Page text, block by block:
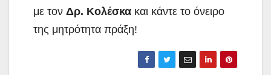
με τον Δρ. Κολέσκα και κάντε το όνειρο
της μητρότητα πράξη!